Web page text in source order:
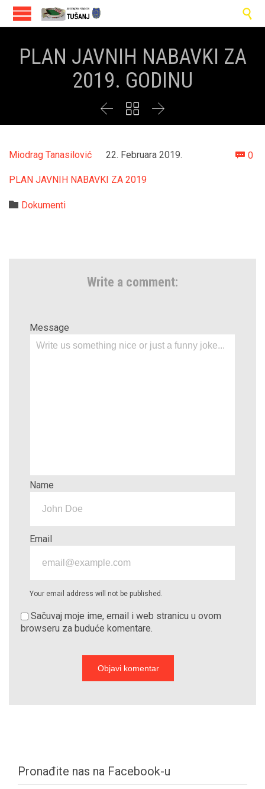

PLAN JAVNIH NABAVKI ZA
2019. GODINU
  
Miodrag Tanasilović 22. Februara 2019.  0
PLAN JAVNIH NABAVKI ZA 2019
 Category
Dokumenti
Write a comment:
Message
Name
Email
Your email address will not be published.
Sačuvaj moje ime, email i web stranicu u ovom
browseru za buduće komentare.
Pronađite nas na Facebook-u